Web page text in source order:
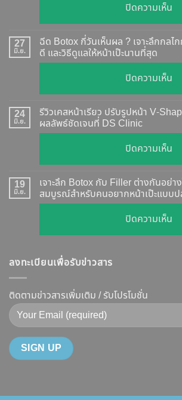
ปิดความเห็น
แ
อ
อั
ยี่
แ
27
มิ.ย.
ฉีด Botox กี่วันเห็นผล ? เจาะลึกกลไ
ดี และวิธีดูแลให้หน้าเป๊ะนานที่สุด
ปิดความเห็น
ฉี
วัน
ผ
?
เ
ดี
วิธี
24
มิ.ย.
รีวิวเคสหน้าเรียว ปรับรูปหน้า V-
ผลลัพธ์ชัดเจนที่ DS Clinic
ปิดความเห็น
รี
เ
ห
เ
รูป
ผ
19
มิ.ย.
เจาะลึก Botox กับ Filler ต่างกันอย่า
สมบูรณ์สำหรับคนอยากหน้าเป๊ะแบบ
ปิดความเห็น
เ
ต่
ลงทะเบียนเพื่อรับข่าวสาร
ติดตามข่าวสารเพิ่มเติม / รับโปรโมชั่น